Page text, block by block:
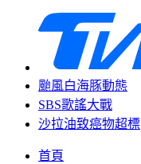
颱風白海豚動態
SBS歌謠大戰
沙拉油致癌物超標
首頁